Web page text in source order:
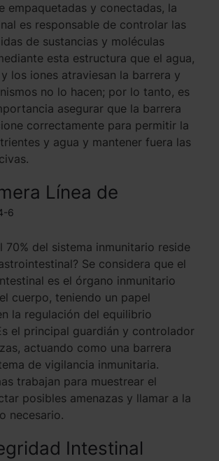
empaquetadas y conectadas, la
es responsable de controlar las
de sustancias y moléculas
esta estructura que el agua,
los iones atraviesan la barrera y
no lo hacen; por lo tanto, es
asegurar que la barrera
correctamente para permitir la
y agua y mantener fuera las
Línea de
6
70% del sistema inmunitario reside
Se considera que el
es el órgano inmunitario
cuerpo, teniendo un papel
la regulación del equilibrio
el principal guardián y controlador
actuando como una barrera
de vigilancia inmunitaria.
trabajan para muestrear el
posibles amenazas y llamar a la
necesario.
Intestinal